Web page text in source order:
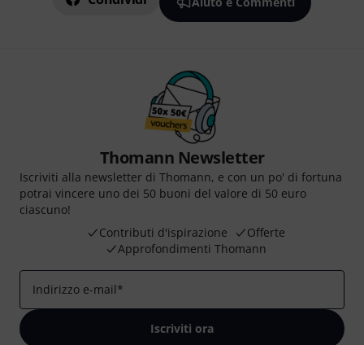
Thomann Newsletter
Iscriviti alla newsletter di Thomann, e con un po' di fortuna
potrai vincere uno dei 50 buoni del valore di 50 euro
ciascuno!
Contributi d'ispirazione
Offerte
Approfondimenti Thomann
Indirizzo e-mail*
Iscriviti ora